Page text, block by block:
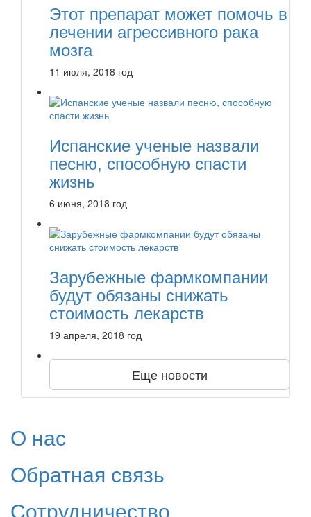
Этот препарат может помочь в
лечении агрессивного рака
мозга
11 июля, 2018 год
Испанские ученые назвали
песню, способную спасти
жизнь
6 июня, 2018 год
Зарубежные фармкомпании
будут обязаны снижать
стоимость лекарств
19 апреля, 2018 год
Еще новости
О нас
Обратная связь
Сотрудничество